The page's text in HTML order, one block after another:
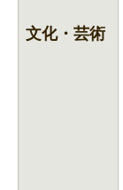
文化・芸術